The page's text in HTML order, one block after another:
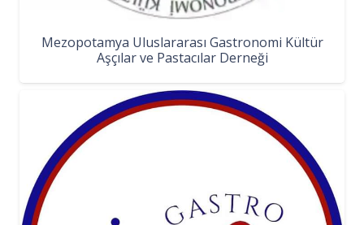
Mezopotamya Uluslararası Gastronomi Kültür
Aşçılar ve Pastacılar Derneği